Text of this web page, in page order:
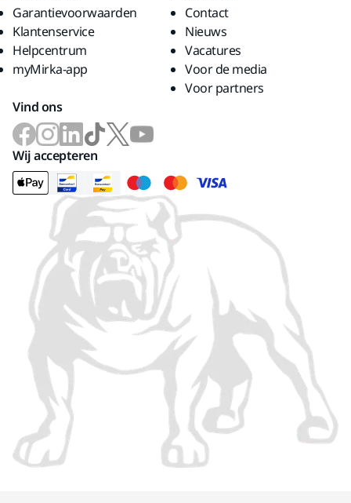
Garantievoorwaarden
Klantenservice
Helpcentrum
myMirka-app
Contact
Nieuws
Vacatures
Voor de media
Voor partners
Vind ons
Wij accepteren